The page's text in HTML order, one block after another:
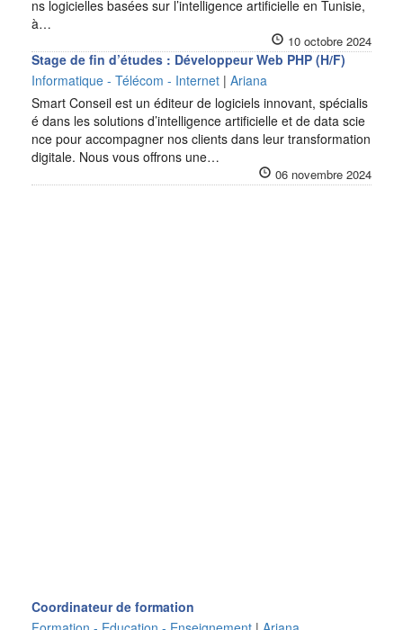
ns logicielles basées sur l’intelligence artificielle en Tunisie,
à…
10 octobre 2024
Stage de fin d’études : Développeur Web PHP (H/F)
Informatique - Télécom - Internet | Ariana
Smart Conseil est un éditeur de logiciels innovant, spécialis
é dans les solutions d’intelligence artificielle et de data scie
nce pour accompagner nos clients dans leur transformation
digitale. Nous vous offrons une…
06 novembre 2024
Coordinateur de formation